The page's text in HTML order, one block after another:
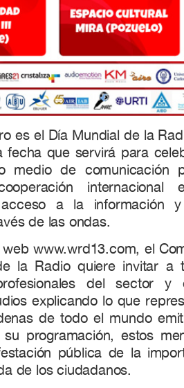
es el Día Mundial de la
fecha que servirá para
medio de comunicación
internacional
a la información
de las ondas.
www.wrd13.com, el
la Radio quiere invitar a
del sector y
explicando lo que
de todo el mundo
programación, estos
pública de la
de los ciudadanos.